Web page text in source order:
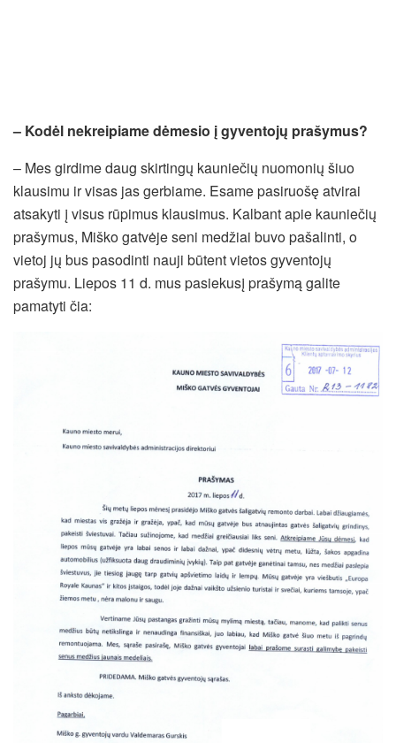
– Kodėl nekreipiame dėmesio į gyventojų prašymus?
– Mes girdime daug skirtingų kauniečių nuomonių šiuo
klausimu ir visas jas gerbiame. Esame pasiruošę atvirai
atsakyti į visus rūpimus klausimus. Kalbant apie kauniečių
prašymus, Miško gatvėje seni medžiai buvo pašalinti, o
vietoj jų bus pasodinti nauji būtent vietos gyventojų
prašymu. Liepos 11 d. mus pasiekusį prašymą galite
pamatyti čia: